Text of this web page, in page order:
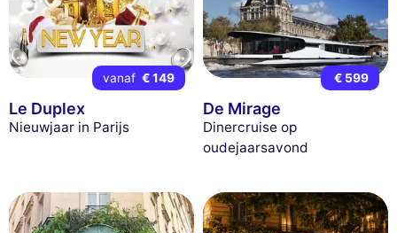
vanaf € 149
Le Duplex
Nieuwjaar in Parijs
€ 599
De Mirage
Dinercruise op
oudejaarsavond